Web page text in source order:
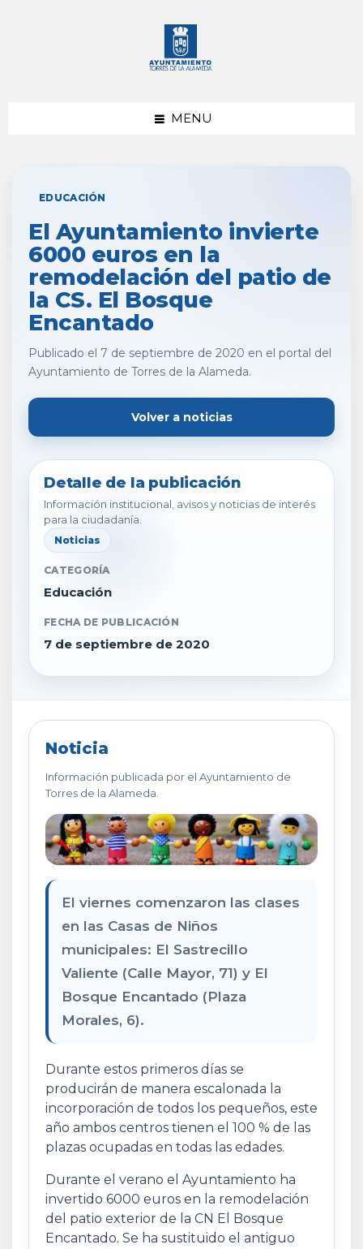
MENU
EDUCACIÓN
El Ayuntamiento invierte
6000 euros en la
remodelación del patio de
la CS. El Bosque
Encantado
Publicado el 7 de septiembre de 2020 en el portal del
Ayuntamiento de Torres de la Alameda.
Volver a noticias
Detalle de la publicación
Información institucional, avisos y noticias de interés
para la ciudadanía.
Noticias
CATEGORÍA
Educación
FECHA DE PUBLICACIÓN
7 de septiembre de 2020
Noticia
Información publicada por el Ayuntamiento de
Torres de la Alameda.
El viernes comenzaron las clases
en las Casas de Niños
municipales: El Sastrecillo
Valiente (Calle Mayor, 71) y El
Bosque Encantado (Plaza
Morales, 6).
Durante estos primeros días se
producirán de manera escalonada la
incorporación de todos los pequeños, este
año ambos centros tienen el 100 % de las
plazas ocupadas en todas las edades.
Durante el verano el Ayuntamiento ha
invertido 6000 euros en la remodelación
del patio exterior de la CN El Bosque
Encantado. Se ha sustituido el antiguo